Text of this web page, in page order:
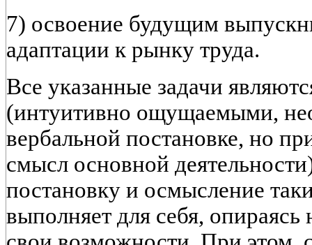
7) освоение будущим
адаптации к рынку труда.
Все указанные задачи
(интуитивно ощущаемыми,
вербальной постановке, но
смысл основной
постановку и осмысление
выполняет для себя,